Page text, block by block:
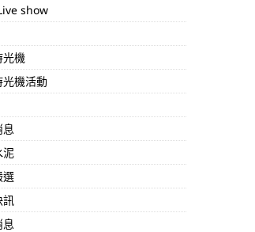
show
光機
機活動
息
泥
選
訊
息